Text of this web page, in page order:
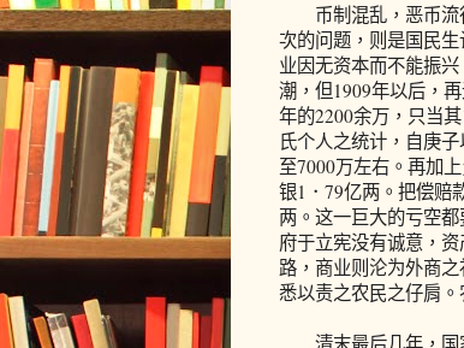
币制混乱，恶币流
次的问题，则是国民
业因无资本而不能振
潮，但1909年以后，
年的2200余万，只当
氏个人之统计，自庚
至7000万左右。再加
银1．79亿两。把偿赔
两。这一巨大的亏空
府于立宪没有诚意，
路，商业则沦为外商
悉以责之农民之仔肩。
清末最后几年，国